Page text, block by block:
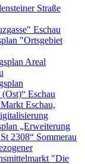
Straße
Eschau
"Ortsgebiet
Areal
Eschau
Eschau,
„Erweiterung
2308“ Sommerau
"Die